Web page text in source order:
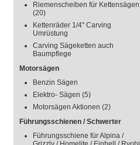
Riemenscheiben für Kettensägen
(20)
Kettenräder 1/4" Carving
Umrüstung
Carving Sägeketten auch
Baumpflege
Motorsägen
Benzin Sägen
Elektro- Sägen (5)
Motorsägen Aktionen (2)
Führungsschienen / Schwerter
Führungsschiene für Alpina /